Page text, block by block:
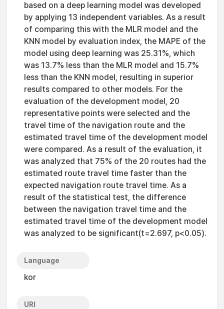
based on a deep learning model was developed
by applying 13 independent variables. As a result
of comparing this with the MLR model and the
KNN model by evaluation index, the MAPE of the
model using deep learning was 25.31%, which
was 13.7% less than the MLR model and 15.7%
less than the KNN model, resulting in superior
results compared to other models. For the
evaluation of the development model, 20
representative points were selected and the
travel time of the navigation route and the
estimated travel time of the development model
were compared. As a result of the evaluation, it
was analyzed that 75% of the 20 routes had the
estimated route travel time faster than the
expected navigation route travel time. As a
result of the statistical test, the difference
between the navigation travel time and the
estimated travel time of the development model
was analyzed to be significant(t=2.697, p<0.05).
Language
kor
URI